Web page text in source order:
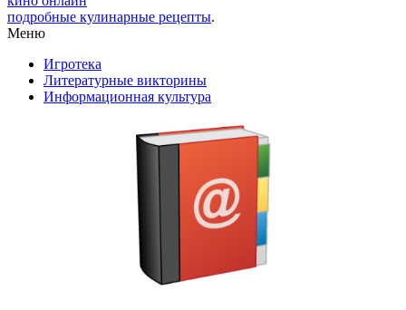
подробные кулинарные рецепты.
Меню
Игротека
Литературные викторины
Информационная культура